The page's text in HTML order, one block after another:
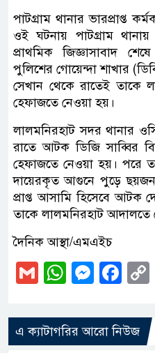
পাটগ্রাম থানার ভারপ্রাপ্ত
ওই ঘটনায় পাটগ্রাম
প্রাথমিক জিজ্ঞাসাবাদ
পুলিশের গোয়েন্দা শাখার
সেখান থেকে রাতেই তাকে
হেফাজতে নেওয়া হয়।
লালমনিরহাট সদর থানার
রাতে আটক ডিজি সাব্বির
হেফাজতে নেওয়া হয়। পরে
দায়েরকৃত আগুনে পুড়ে ছয়জন
প্রাপ্ত আসামি হিসেবে আটক
তাকে লালমনিরহাট আদালতে
দৈনিক আস্থা/এমএইচ
GmailWhatsApp
এ ক্যাটাগরির আরো নিউজ